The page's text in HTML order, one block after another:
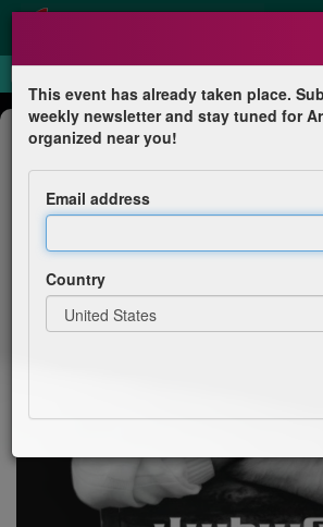
Concert
Vahan Artsruni
The State Philharmonia of Armenia
This event has already taken place.
weekly newsletter and stay tuned for
organized near you!
Email address
Country